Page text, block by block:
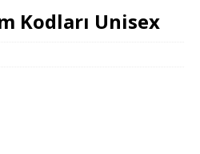
Kodları Unisex